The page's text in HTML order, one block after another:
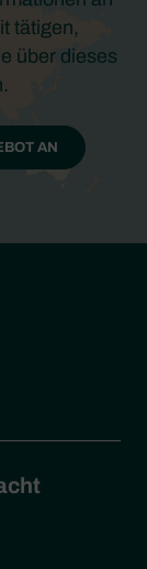
tätigen,
über dieses
AN